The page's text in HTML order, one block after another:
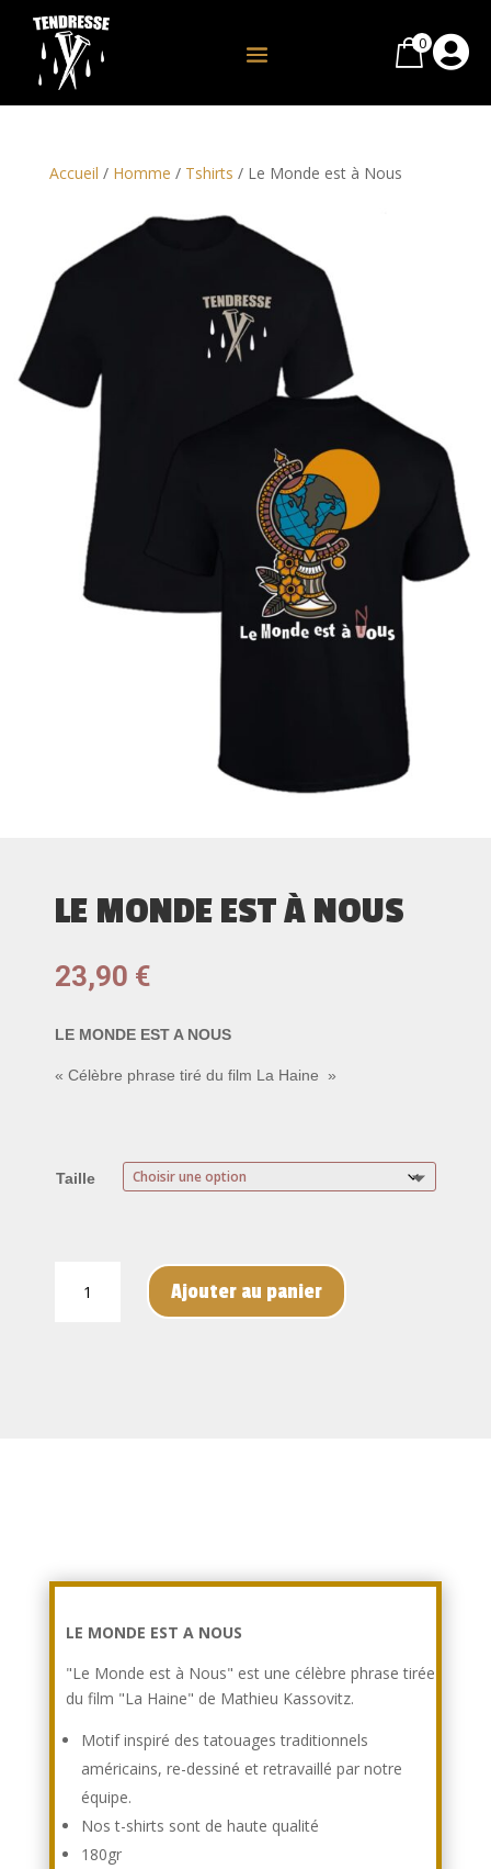
0 
Accueil / Homme / Tshirts / Le Monde est à Nous
LE MONDE EST À NOUS
23,90 €
LE MONDE EST A NOUS
« Célèbre phrase tiré du film La Haine »
Taille
Ajouter au panier
LE MONDE EST A NOUS
"Le Monde est à Nous" est une célèbre phrase tirée
du film "La Haine" de Mathieu Kassovitz.
Motif inspiré des tatouages traditionnels
américains, re-dessiné et retravaillé par notre
équipe.
Nos t-shirts sont de haute qualité
180gr